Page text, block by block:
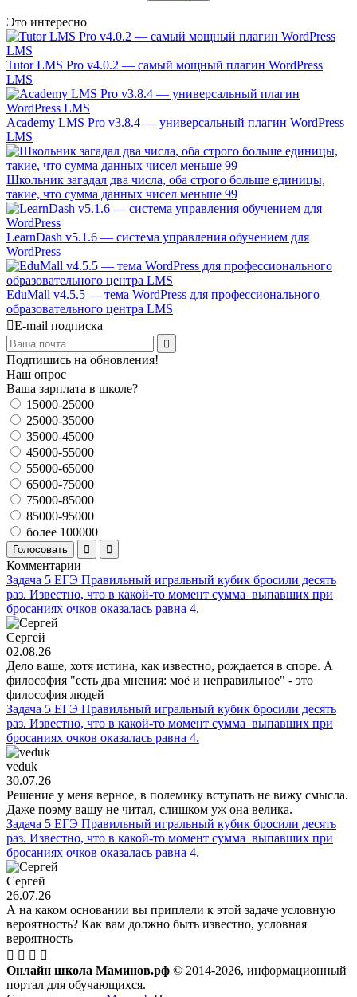
Это интересно
Tutor LMS Pro v4.0.2 — самый мощный плагин WordPress
LMS
Academy LMS Pro v3.8.4 — универсальный плагин WordPress
LMS
Школьник загадал два числа, оба строго больше единицы,
такие, что сумма данных чисел меньше 99
LearnDash v5.1.6 — система управления обучением для
WordPress
EduMall v4.5.5 — тема WordPress для профессионального
образовательного центра LMS
E-mail подписка
Подпишись на обновления!
Наш опрос
Ваша зарплата в школе?
15000-25000
25000-35000
35000-45000
45000-55000
55000-65000
65000-75000
75000-85000
85000-95000
более 100000
Голосовать
Комментарии
Задача 5 ЕГЭ Правильный игральный кубик бросили десять
раз. Известно, что в какой-то момент сумма выпавших при
бросаниях очков оказалась равна 4.
Сергей
02.08.26
Дело ваше, хотя истина, как известно, рождается в споре. А
философия "есть два мнения: моё и неправильное" - это
философия людей
Задача 5 ЕГЭ Правильный игральный кубик бросили десять
раз. Известно, что в какой-то момент сумма выпавших при
бросаниях очков оказалась равна 4.
veduk
30.07.26
Решение у меня верное, в полемику вступать не вижу смысла.
Даже поэму вашу не читал, слишком уж она велика.
Задача 5 ЕГЭ Правильный игральный кубик бросили десять
раз. Известно, что в какой-то момент сумма выпавших при
бросаниях очков оказалась равна 4.
Сергей
26.07.26
А на каком основании вы приплели к этой задаче условную
вероятность? Как вам должно быть известно, условная
вероятность
Онлайн школа Маминов.рф © 2014-2026, информационный
портал для обучающихся.